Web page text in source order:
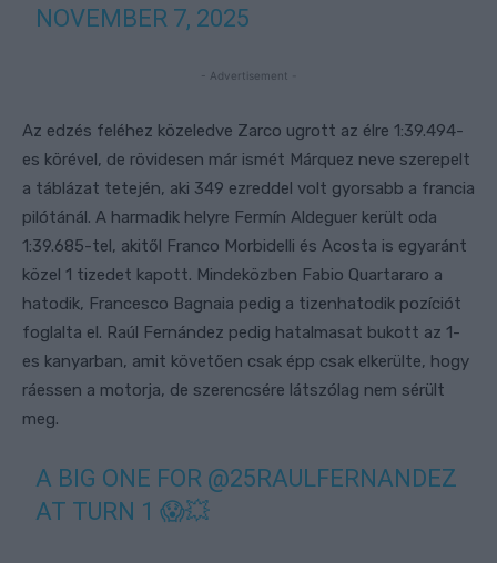
NOVEMBER 7, 2025
- Advertisement -
Az edzés feléhez közeledve Zarco ugrott az élre 1:39.494-
es körével, de rövidesen már ismét Márquez neve szerepelt
a táblázat tetején, aki 349 ezreddel volt gyorsabb a francia
pilótánál. A harmadik helyre Fermín Aldeguer került oda
1:39.685-tel, akitől Franco Morbidelli és Acosta is egyaránt
közel 1 tizedet kapott. Mindeközben Fabio Quartararo a
hatodik, Francesco Bagnaia pedig a tizenhatodik pozíciót
foglalta el. Raúl Fernández pedig hatalmasat bukott az 1-
es kanyarban, amit követően csak épp csak elkerülte, hogy
ráessen a motorja, de szerencsére látszólag nem sérült
meg.
A BIG ONE FOR @25RAULFERNANDEZ
AT TURN 1 😱💥